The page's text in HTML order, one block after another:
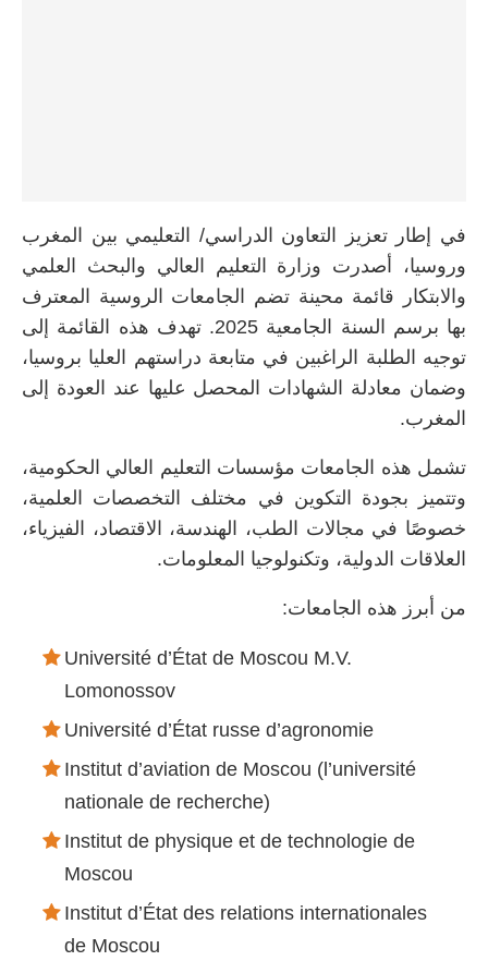
في إطار تعزيز التعاون الدراسي/ التعليمي بين المغرب
وروسيا، أصدرت وزارة التعليم العالي والبحث العلمي
والابتكار قائمة محينة تضم الجامعات الروسية المعترف
بها برسم السنة الجامعية 2025. تهدف هذه القائمة إلى
توجيه الطلبة الراغبين في متابعة دراستهم العليا بروسيا،
وضمان معادلة الشهادات المحصل عليها عند العودة إلى
المغرب.
تشمل هذه الجامعات مؤسسات التعليم العالي الحكومية،
وتتميز بجودة التكوين في مختلف التخصصات العلمية،
خصوصًا في مجالات الطب، الهندسة، الاقتصاد، الفيزياء،
العلاقات الدولية، وتكنولوجيا المعلومات.
من أبرز هذه الجامعات:
Université d’État de Moscou M.V.
Lomonossov
Université d’État russe d’agronomie
Institut d’aviation de Moscou (l’université
nationale de recherche)
Institut de physique et de technologie de
Moscou
Institut d’État des relations internationales
de Moscou